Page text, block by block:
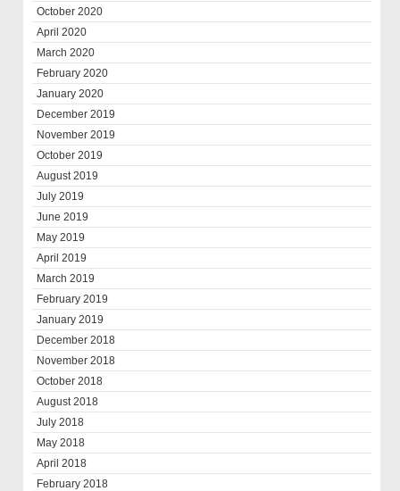
October 2020
April 2020
March 2020
February 2020
January 2020
December 2019
November 2019
October 2019
August 2019
July 2019
June 2019
May 2019
April 2019
March 2019
February 2019
January 2019
December 2018
November 2018
October 2018
August 2018
July 2018
May 2018
April 2018
February 2018